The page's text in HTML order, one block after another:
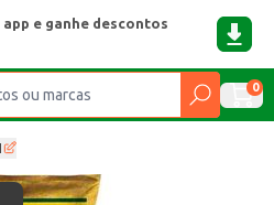
e ganhe descontos
0